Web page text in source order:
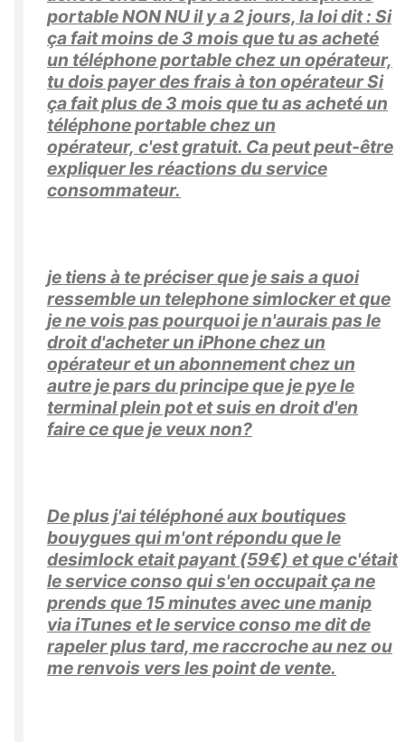
portable NON NU il y a 2 jours, la loi dit : Si
ça fait moins de 3 mois que tu as acheté
un téléphone portable chez un opérateur,
tu dois payer des frais à ton opérateur Si
ça fait plus de 3 mois que tu as acheté un
téléphone portable chez un
opérateur, c'est gratuit. Ca peut peut-être
expliquer les réactions du service
consommateur.
je tiens à te préciser que je sais a quoi
ressemble un telephone simlocker et que
je ne vois pas pourquoi je n'aurais pas le
droit d'acheter un iPhone chez un
opérateur et un abonnement chez un
autre je pars du principe que je pye le
terminal plein pot et suis en droit d'en
faire ce que je veux non?
De plus j'ai téléphoné aux boutiques
bouygues qui m'ont répondu que le
desimlock etait payant (59€) et que c'était
le service conso qui s'en occupait ça ne
prends que 15 minutes avec une manip
via iTunes et le service conso me dit de
rapeler plus tard, me raccroche au nez ou
me renvois vers les point de vente.